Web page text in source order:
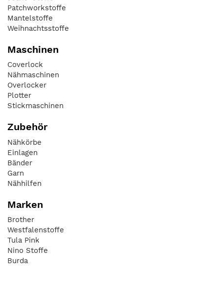
Patchworkstoffe
Mantelstoffe
Weihnachtsstoffe
Maschinen
Coverlock
Nähmaschinen
Overlocker
Plotter
Stickmaschinen
Zubehör
Nähkörbe
Einlagen
Bänder
Garn
Nähhilfen
Marken
Brother
Westfalenstoffe
Tula Pink
Nino Stoffe
Burda